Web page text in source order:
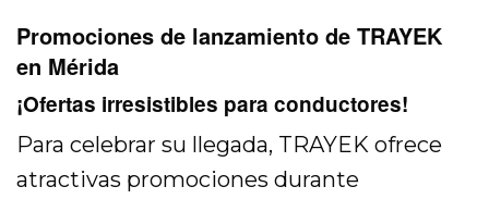
Promociones de lanzamiento de TRAYEK
en Mérida
¡Ofertas irresistibles para conductores!
Para celebrar su llegada, TRAYEK ofrece
atractivas promociones durante